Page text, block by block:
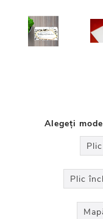
Alegeți
Plic